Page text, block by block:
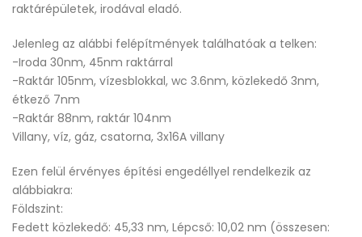
raktárépületek, irodával eladó.
Jelenleg az alábbi felépítmények találhatóak a telken:
-Iroda 30nm, 45nm raktárral
-Raktár 105nm, vízesblokkal, wc 3.6nm, közlekedő 3nm,
étkező 7nm
-Raktár 88nm, raktár 104nm
Villany, víz, gáz, csatorna, 3x16A villany
Ezen felül érvényes építési engedéllyel rendelkezik az
alábbiakra:
Földszint:
Fedett közlekedő: 45,33 nm, Lépcső: 10,02 nm (összesen: